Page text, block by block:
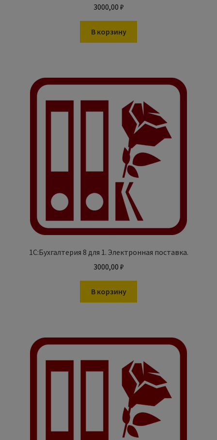
3000,00 ₽
В корзину
1С:Бухгалтерия 8 для 1. Электронная поставка.
3000,00 ₽
В корзину